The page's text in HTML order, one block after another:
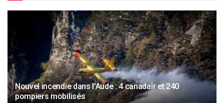
Nouvel incendie dans l’Aude : 4 canadair et 240
pompiers mobilisés